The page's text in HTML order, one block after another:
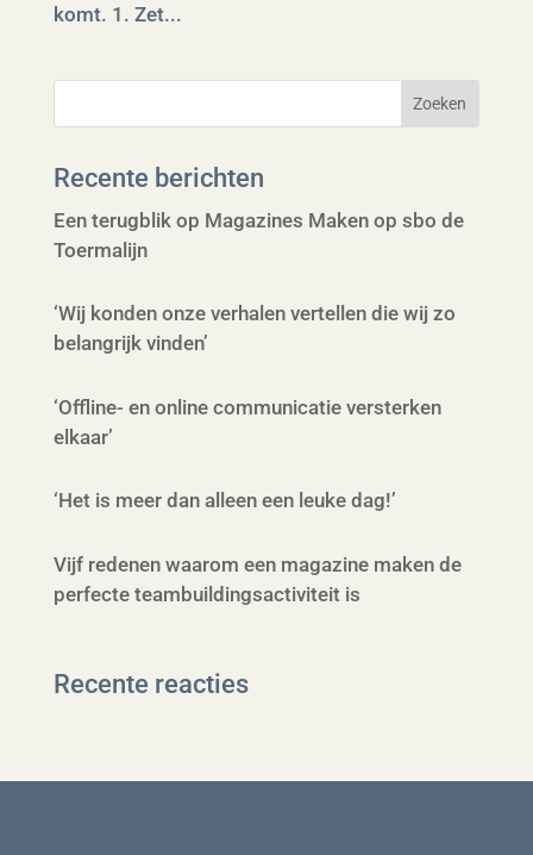
komt. 1. Zet...
Recente berichten
Een terugblik op Magazines Maken op sbo de
Toermalijn
‘Wij konden onze verhalen vertellen die wij zo
belangrijk vinden’
‘Offline- en online communicatie versterken
elkaar’
‘Het is meer dan alleen een leuke dag!’
Vijf redenen waarom een magazine maken de
perfecte teambuildingsactiviteit is
Recente reacties